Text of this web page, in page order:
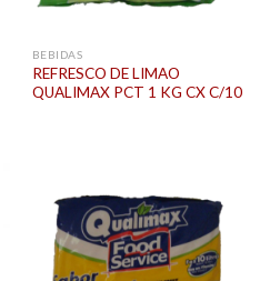
BEBIDAS
REFRESCO DE LIMAO
QUALIMAX PCT 1 KG CX C/10